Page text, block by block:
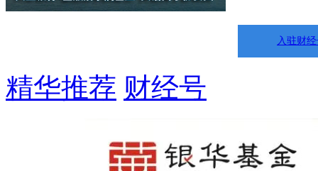
入驻财
精华推荐 财经号